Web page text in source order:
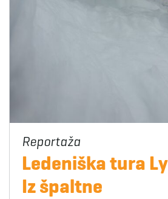
Ledeniška tura
Iz špaltne